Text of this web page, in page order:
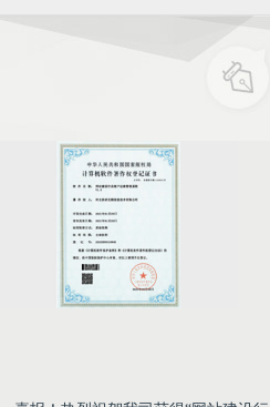
公司荣获“科技型中小企业”认定！
日，河北省科学技术厅发布了河北省
年第三批纳入“科技型中小企业信息
”企业名单的公告。河北供求互联信息
术有限公司荣获 “国家级科技型中小
业”称号。这